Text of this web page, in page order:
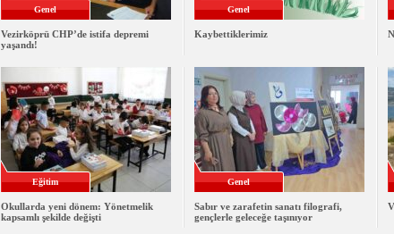
Genel
Vezirköprü CHP’de istifa depremi
yaşandı!
Genel
Kaybettiklerimiz
Eğitim
Okullarda yeni dönem: Yönetmelik
kapsamlı şekilde değişti
Genel
Sabır ve zarafetin sanatı filografi,
gençlerle geleceğe taşınıyor